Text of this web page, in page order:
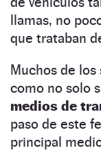
llamas, no
que trataban
Muchos de
como no solo
medios de
paso de este
principal